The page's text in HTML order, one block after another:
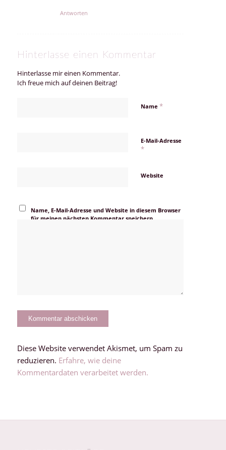
Antworten
Hinterlasse einen Kommentar
Hinterlasse mir einen Kommentar.
Ich freue mich auf deinen Beitrag!
Name *
E-Mail-Adresse
*
Website
Name, E-Mail-Adresse und Website in diesem Browser
für meinen nächsten Kommentar speichern.
Diese Website verwendet Akismet, um Spam zu
reduzieren. Erfahre, wie deine
Kommentardaten verarbeitet werden.